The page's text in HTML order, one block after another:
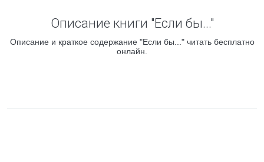
Описание книги "Если бы..."
Описание и краткое содержание "Если бы..." читать бесплатно
онлайн.